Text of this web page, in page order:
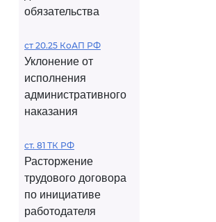
обязательства
ст 20.25 КоАП РФ
Уклонение от
исполнения
административного
наказания
ст. 81 ТК РФ
Расторжение
трудового договора
по инициативе
работодателя